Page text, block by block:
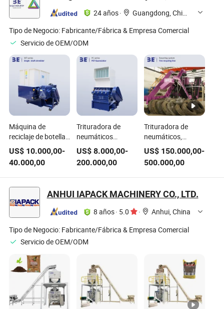
3000W para
Madera, Piedra,
Metal
24 años·
Guangdong, China
Tipo de Negocio: Fabricante/Fábrica & Empresa Comercial
Servicio de OEM/ODM
Máquina de
reciclaje de botellas
de PET, plástico,
película de PP y PE,
trituradora de
metal, papel,
madera, máquina
de plástico, planta
de triturado de un
solo eje
US$ 10.000,00-
40.000,00
Trituradora de
neumáticos
medianos de China,
trituradora de
plástico, madera,
metal, granulator
de PP, trituradora
de plástico,
trituradora de
plástico, molino de
maquinaria de
US$ 8.000,00-
200.000,00
Trituradora de
neumáticos,
caucho, plástico,
metal y madera,
máquina de
reciclaje, planta de
US$ 150.000,00-
500.000,00
ANHUI IAPACK MACHINERY CO., LTD.
8 años· 5.0 ·
Anhui, China
Tipo de Negocio: Fabricante/Fábrica & Empresa Comercial
Servicio de OEM/ODM